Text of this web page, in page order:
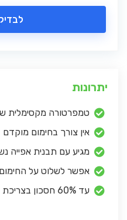
יתרונות
טמפרטורה מקסימלית של 188
אין צורך בחימום מוקדם
מגיע עם תבנית אפייה
אפשר לשלוט על החימום
עד 60% חסכון בצריכת החשמל